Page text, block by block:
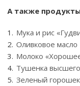
А также
Мука и рис
Оливковое
Молоко
Тушенка
Зеленый